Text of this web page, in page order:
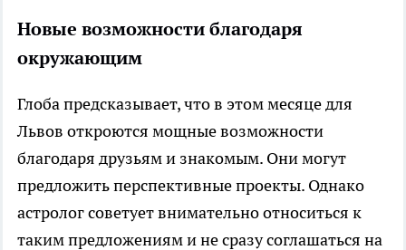
Новые возможности благодаря
окружающим
Глоба предсказывает, что в этом месяце для
Львов откроются мощные возможности
благодаря друзьям и знакомым. Они могут
предложить перспективные проекты. Однако
астролог советует внимательно относиться к
таким предложениям и не сразу соглашаться на